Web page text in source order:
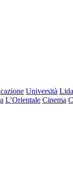
Università
L’Orientale Cinema